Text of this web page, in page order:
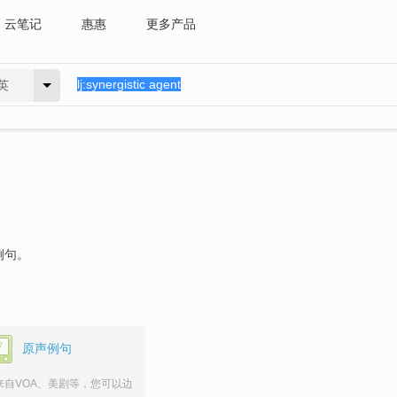
云笔记 惠惠 更多产品
。
原声例句
自VOA、美剧等，您可以边